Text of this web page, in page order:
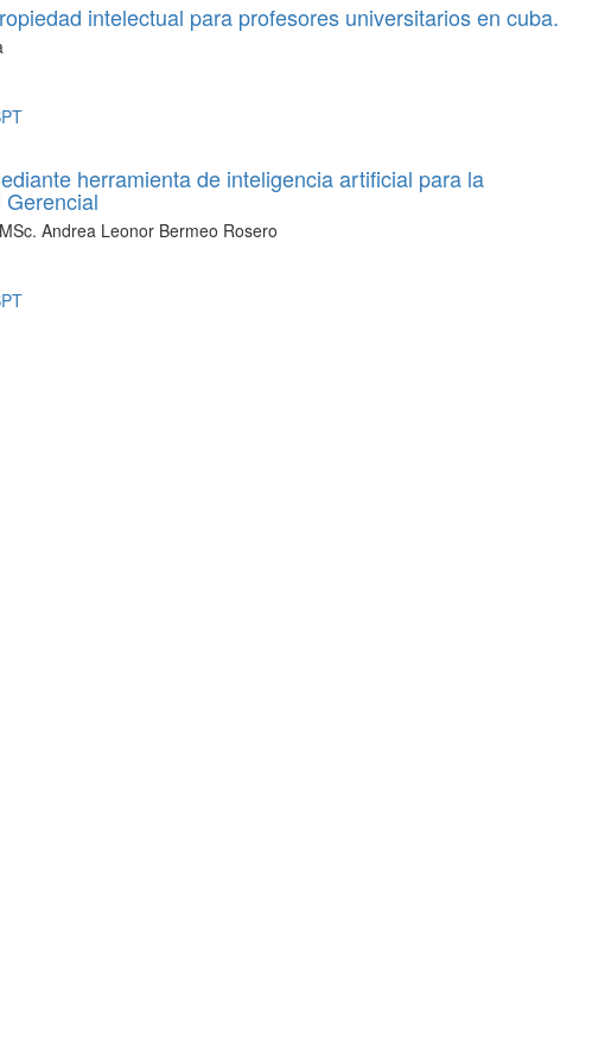
intelectual para profesores universitarios en cuba.
herramienta de inteligencia artificial para la
Andrea Leonor Bermeo Rosero